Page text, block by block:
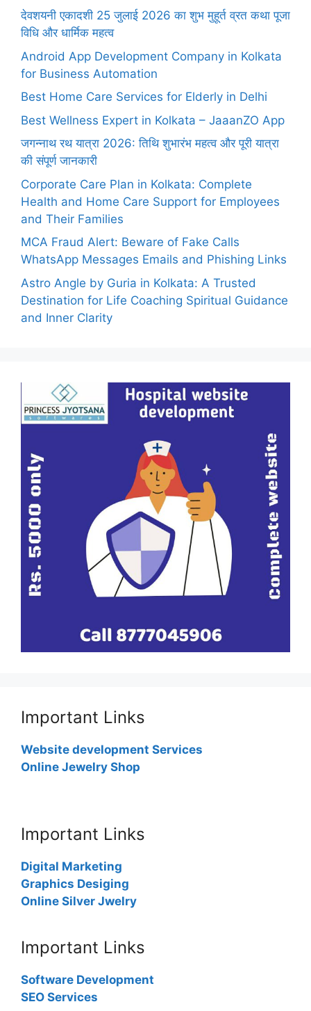
देवशयनी एकादशी 25 जुलाई 2026 का शुभ मुहूर्त व्रत कथा पूजा
विधि और धार्मिक महत्व
Android App Development Company in Kolkata
for Business Automation
Best Home Care Services for Elderly in Delhi
Best Wellness Expert in Kolkata – JaaanZO App
जगन्नाथ रथ यात्रा 2026: तिथि शुभारंभ महत्व और पूरी यात्रा
की संपूर्ण जानकारी
Corporate Care Plan in Kolkata: Complete
Health and Home Care Support for Employees
and Their Families
MCA Fraud Alert: Beware of Fake Calls
WhatsApp Messages Emails and Phishing Links
Astro Angle by Guria in Kolkata: A Trusted
Destination for Life Coaching Spiritual Guidance
and Inner Clarity
Important Links
Website development Services
Online Jewelry Shop
Important Links
Digital Marketing
Graphics Desiging
Online Silver Jwelry
Important Links
Software Development
SEO Services